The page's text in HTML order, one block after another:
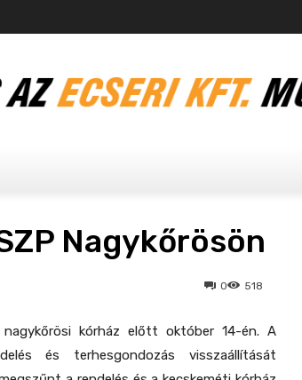
Nagykőrösön
518
0
kórház előtt október 14-én. A
és terhesgondozás visszaállítását